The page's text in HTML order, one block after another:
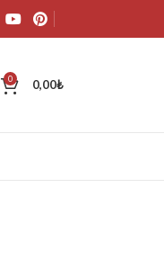
0 0,00₺